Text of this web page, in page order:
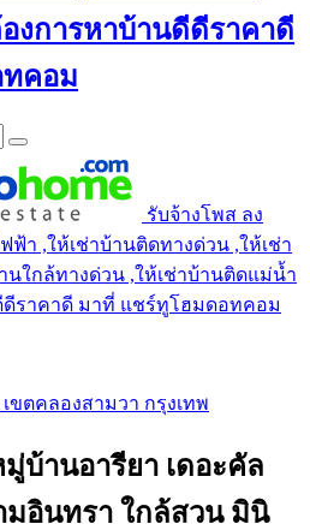
งการหาบ้านดีดีราคาดี
คอม
รับจ้างโพส ลง
ฟ้า ,ให้เช่าบ้านติดทางด่วน ,ให้เช่า
นใกล้ทางด่วน ,ให้เช่าบ้านติดแม่น้ำ
ราคาดี มาที่ แชร์ทูโฮมดอทคอม
ขตคลองสามวา กรุงเทพ
บ้านอารียา เดอะคัล
มอินทรา ใกล้สวน มินิ